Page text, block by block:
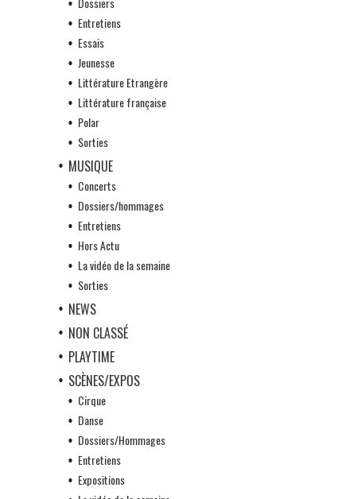
Entretiens
Essais
Jeunesse
Littérature Etrangère
Littérature française
Polar
Sorties
MUSIQUE
Concerts
Dossiers/hommages
Entretiens
Hors Actu
La vidéo de la semaine
Sorties
NEWS
NON CLASSÉ
PLAYTIME
SCÈNES/EXPOS
Cirque
Danse
Dossiers/Hommages
Entretiens
Expositions